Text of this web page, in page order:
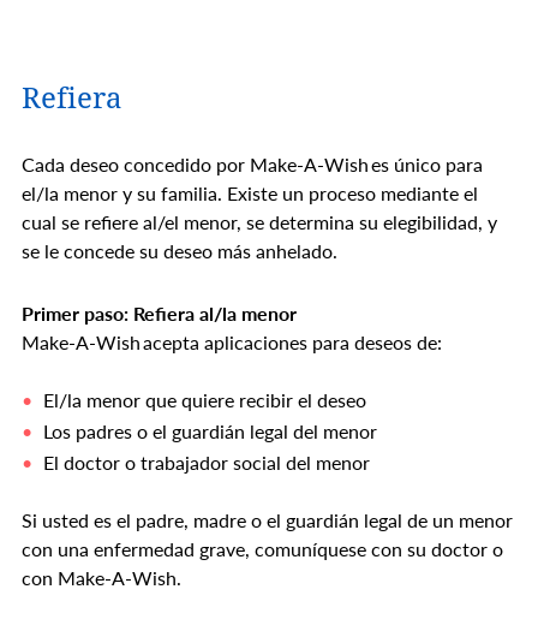
Refiera
Cada deseo concedido por Make-A-Wish es único para
el/la menor y su familia. Existe un proceso mediante el
cual se refiere al/el menor, se determina su elegibilidad, y
se le concede su deseo más anhelado.
Primer paso: Refiera al/la menor
Make-A-Wish acepta aplicaciones para deseos de:
El/la menor que quiere recibir el deseo
Los padres o el guardián legal del menor
El doctor o trabajador social del menor
Si usted es el padre, madre o el guardián legal de un menor
con una enfermedad grave, comuníquese con su doctor o
con Make-A-Wish.